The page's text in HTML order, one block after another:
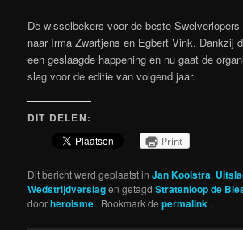
De wisselbekers voor de beste Swelverlopers
naar Irma Zwartjens en Egbert Vink. Dankzij
een geslaagde happening en nu gaat de
slag voor de editie van volgend jaar.
DIT DELEN:
Print
Dit bericht werd geplaatst inJan Kooistra,
Wedstrijdverslagen getagdStratenloop de
doorheroisme . Bookmark depermalink .